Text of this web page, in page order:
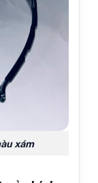
xám